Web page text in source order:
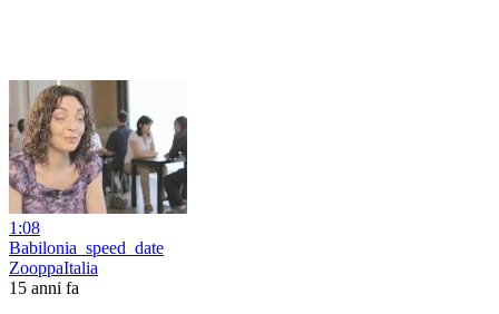
1:08
Babilonia_speed_date
ZooppaItalia
15 anni fa